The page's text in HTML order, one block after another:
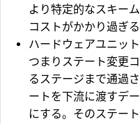
より特定的なスキー
コストがかかり過ぎ
ハードウェアユニッ
つまりステート変更
るステージまで通過
ートを下流に渡すデ
にする。そのステー